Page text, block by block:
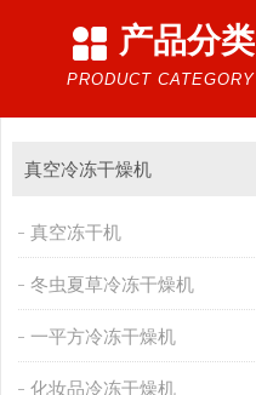
产品分类
PRODUCT CATEGORY
真空冷冻干燥机
真空冻干机
冬虫夏草冷冻干燥机
一平方冷冻干燥机
化妆品冷冻干燥机